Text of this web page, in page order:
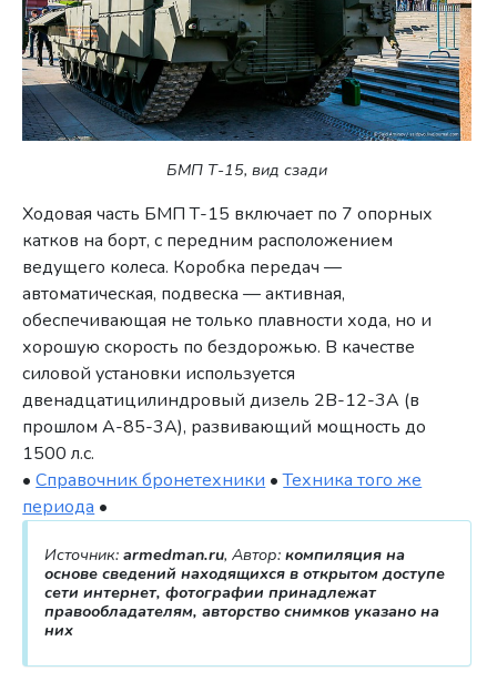
БМП Т-15, вид сзади
Ходовая часть БМП Т-15 включает по 7 опорных
катков на борт, с передним расположением
ведущего колеса. Коробка передач —
автоматическая, подвеска — активная,
обеспечивающая не только плавности хода, но и
хорошую скорость по бездорожью. В качестве
силовой установки используется
двенадцатицилиндровый дизель 2В-12-3А (в
прошлом А-85-3А), развивающий мощность до
1500 л.с.
•Справочник бронетехники •Техника того же
периода •
Источник: armedman.ru, Автор: компиляция на
основе сведений находящихся в открытом доступе
сети интернет, фотографии принадлежат
правообладателям, авторство снимков указано на
них